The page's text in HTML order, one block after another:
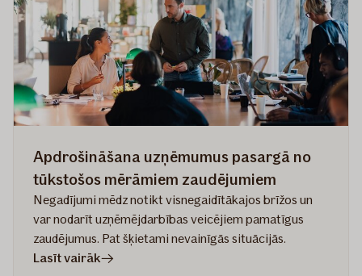
balsts
ražotājiem
neparedzētos
gadījumos
Apdrošināšana uzņēmumus pasargā no
tūkstošos mērāmiem zaudējumiem
Negadījumi mēdz notikt visnegaidītākajos brīžos un
var nodarīt uzņēmējdarbības veicējiem pamatīgus
zaudējumus. Pat šķietami nevainīgās situācijās.
Lasīt vairākrakstā